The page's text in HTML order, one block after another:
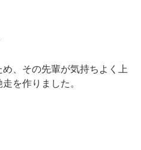
、その先輩が気持ちよく上
を作りました。